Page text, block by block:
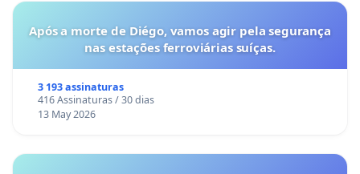
Após a morte de Diégo, vamos agir pela segurança
nas estações ferroviárias suíças.
3 193 assinaturas
416 Assinaturas / 30 dias
13 May 2026